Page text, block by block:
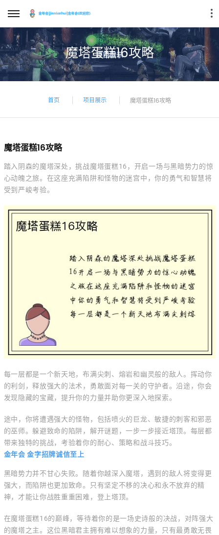
魔塔蛋糕16攻略
首页 项目展示 魔塔蛋糕16攻略
魔塔蛋糕16攻略
踏入阴森的魔塔深处，挑战魔塔蛋糕16，开启一场与黑暗势力的惊
心动魄之旅。在这座充满陷阱和怪物的迷宫中，你的勇气和智慧将
受到严峻考验。
每一层都是一个新天地，布满尖刺、熔岩和幽灵般的敌人。挥动你
的利剑，释放强大的法术，勇敢面对每一关的守护者。沿途，你会
发现隐藏的宝藏，提升你的力量并助你更深入地探索。
途中，你将遭遇强大的怪物，包括喷火的巨龙、敏捷的刺客和邪恶
的巫师。躲避致命的陷阱，解开谜题，一步一步接近塔顶。每层都
带来独特的挑战，考验着你的耐心、策略和战斗技巧。
金年会 金字招牌诚信至上
黑暗势力并不甘心失败。随着你越深入魔塔，遇到的敌人将变得更
强大，而陷阱也更加致命。只有坚定不移的决心和永不放弃的精
神，才能让你战胜重重困难，登上塔顶。
在魔塔蛋糕16的巅峰，等待着你的是一场史诗般的决战，对阵强大
的魔塔之主。这位黑暗君主拥有难以想象的力量，只有最勇敢无畏